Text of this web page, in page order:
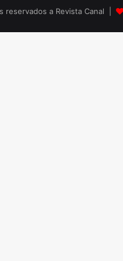
reservados a Revista Canal |